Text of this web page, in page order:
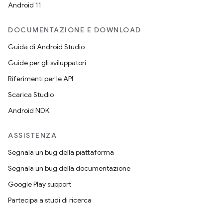
Android 11
DOCUMENTAZIONE E DOWNLOAD
Guida di Android Studio
Guide per gli sviluppatori
Riferimenti per le API
Scarica Studio
Android NDK
ASSISTENZA
Segnala un bug della piattaforma
Segnala un bug della documentazione
Google Play support
Partecipa a studi di ricerca